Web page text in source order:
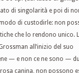
di singolarità e poi di
di custodirle: non
che lo rendono unico.
all’inizio del suo
— e non ce ne sono —
canina, non possono